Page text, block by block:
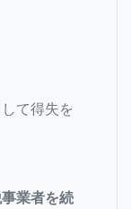
て得失を
業者を続